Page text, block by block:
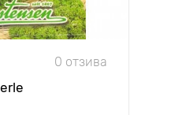
0 отзива